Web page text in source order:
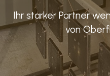
Ihr starker Partner
von